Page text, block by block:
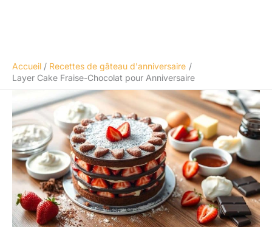
Accueil
Recettes de gâteau d'anniversaire
Layer Cake Fraise-Chocolat pour Anniversaire